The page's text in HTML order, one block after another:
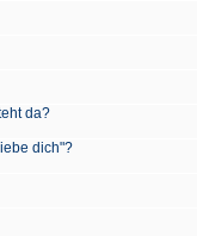
da?
dich"?